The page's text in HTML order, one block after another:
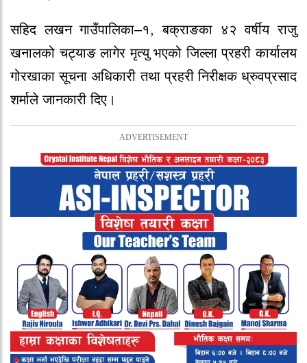
सहिद लखन गाउँपालिका–१, बक्राङका ४२ वर्षीय राजु
खनालको चट्याङ लागेर मृत्यु भएको जिल्ला प्रहरी कार्यालय
गोरखाका सूचना अधिकारी तथा प्रहरी निरीक्षक ध्रुवप्रसाद
शर्माले जानकारी दिए।